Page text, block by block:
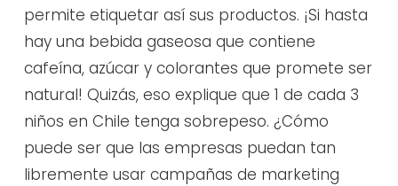
permite etiquetar así sus productos. ¡Si hasta
hay una bebida gaseosa que contiene
cafeína, azúcar y colorantes que promete ser
natural! Quizás, eso explique que 1 de cada 3
niños en Chile tenga sobrepeso. ¿Cómo
puede ser que las empresas puedan tan
libremente usar campañas de marketing